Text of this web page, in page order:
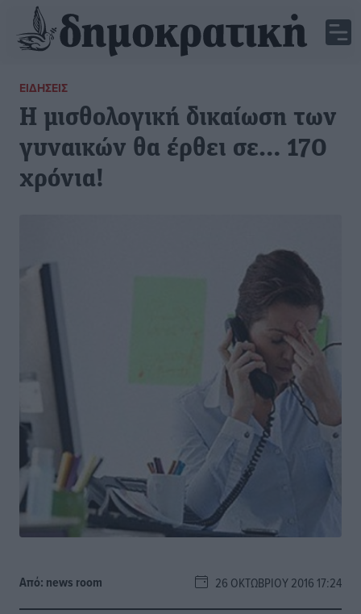
ΕΙΔΉΣΕΙΣ
Η μισθολογική δικαίωση των
γυναικών θα έρθει σε… 170
χρόνια!
Από: news room 26 ΟΚΤΩΒΡΊΟΥ 2016 17:24